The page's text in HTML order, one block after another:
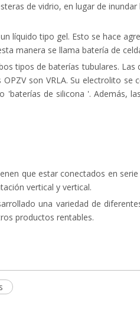
de vidrio, en lugar de
líquido tipo gel. Esto se hace
manera se llama batería de
tipos de baterías tubulares.
OPZV son VRLA. Su electrolito
de silicona '. Además,
que estar conectados en
vertical y vertical.
una variedad de
productos rentables.